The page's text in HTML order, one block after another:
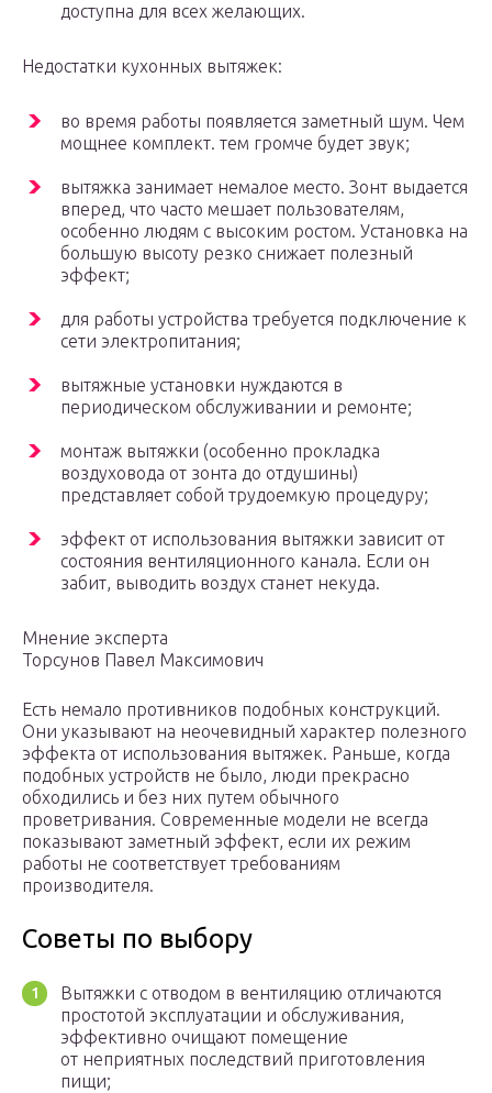
доступна для всех желающих.
Недостатки кухонных вытяжек:
во время работы появляется заметный шум. Чем
мощнее комплект. тем громче будет звук;
вытяжка занимает немалое место. Зонт выдается
вперед, что часто мешает пользователям,
особенно людям с высоким ростом. Установка на
большую высоту резко снижает полезный
эффект;
для работы устройства требуется подключение к
сети электропитания;
вытяжные установки нуждаются в
периодическом обслуживании и ремонте;
монтаж вытяжки (особенно прокладка
воздуховода от зонта до отдушины)
представляет собой трудоемкую процедуру;
эффект от использования вытяжки зависит от
состояния вентиляционного канала. Если он
забит, выводить воздух станет некуда.
Мнение эксперта
Торсунов Павел Максимович
Есть немало противников подобных конструкций.
Они указывают на неочевидный характер полезного
эффекта от использования вытяжек. Раньше, когда
подобных устройств не было, люди прекрасно
обходились и без них путем обычного
проветривания. Современные модели не всегда
показывают заметный эффект, если их режим
работы не соответствует требованиям
производителя.
Советы по выбору
Вытяжки с отводом в вентиляцию отличаются
простотой эксплуатации и обслуживания,
эффективно очищают помещение
от неприятных последствий приготовления
пищи;